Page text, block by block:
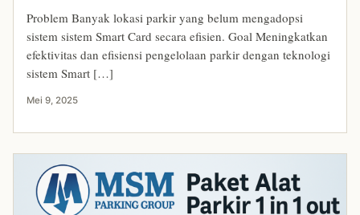
Problem Banyak lokasi parkir yang belum mengadopsi
sistem sistem Smart Card secara efisien. Goal Meningkatkan
efektivitas dan efisiensi pengelolaan parkir dengan teknologi
sistem Smart […]
Mei 9, 2025